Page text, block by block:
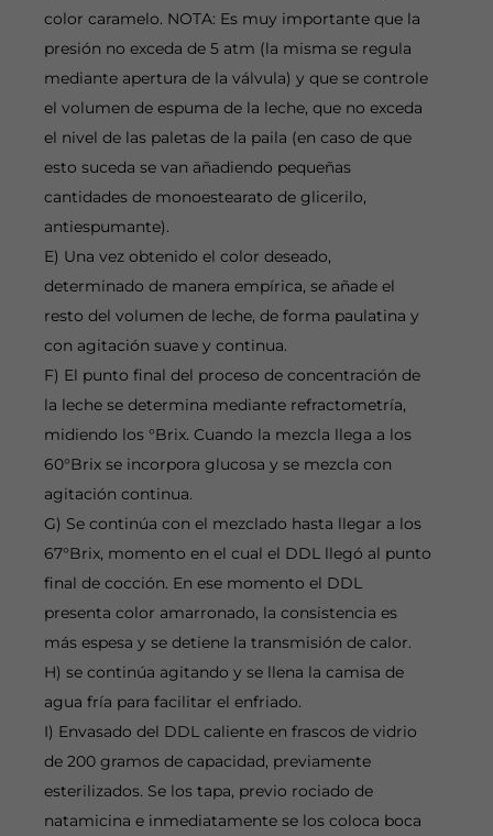
color caramelo. NOTA: Es muy importante que la
presión no exceda de 5 atm (la misma se regula
mediante apertura de la válvula) y que se controle
el volumen de espuma de la leche, que no exceda
el nivel de las paletas de la paila (en caso de que
esto suceda se van añadiendo pequeñas
cantidades de monoestearato de glicerilo,
antiespumante).
E) Una vez obtenido el color deseado,
determinado de manera empírica, se añade el
resto del volumen de leche, de forma paulatina y
con agitación suave y continua.
F) El punto final del proceso de concentración de
la leche se determina mediante refractometría,
midiendo los °Brix. Cuando la mezcla llega a los
60°Brix se incorpora glucosa y se mezcla con
agitación continua.
G) Se continúa con el mezclado hasta llegar a los
67°Brix, momento en el cual el DDL llegó al punto
final de cocción. En ese momento el DDL
presenta color amarronado, la consistencia es
más espesa y se detiene la transmisión de calor.
H) se continúa agitando y se llena la camisa de
agua fría para facilitar el enfriado.
I) Envasado del DDL caliente en frascos de vidrio
de 200 gramos de capacidad, previamente
esterilizados. Se los tapa, previo rociado de
natamicina e inmediatamente se los coloca boca